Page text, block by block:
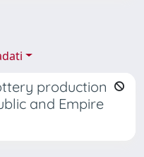
production
and Empire